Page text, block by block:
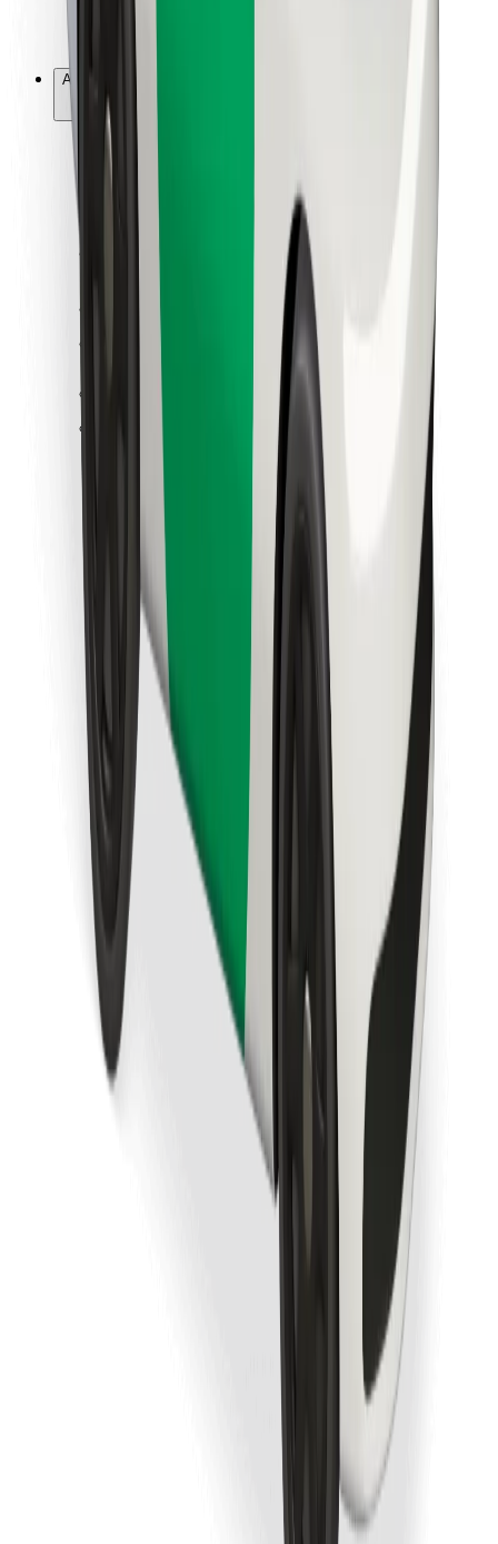
For restauranter
Bolt for Business
Annet
Leverandører
Informasjonskapsler
Sikkerhet
Få en tur på minutter!
Last ned Bolt-appen
Finn yndlingsmaten din!
Last ned Bolt Food-appen